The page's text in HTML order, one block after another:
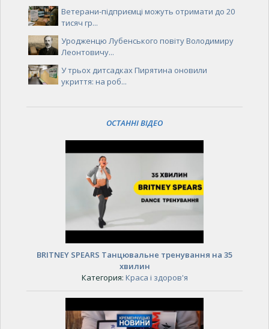
Ветерани-підприємці можуть отримати до 20
тисяч гр...
Уродженцю Лубенського повіту Володимиру
Леонтовичу...
У трьох дитсадках Пирятина оновили
укриття: на роб...
ОСТАННІ ВІДЕО
BRITNEY SPEARS Танцювальне тренування на 35
хвилин
Категория: Краса і здоров'я